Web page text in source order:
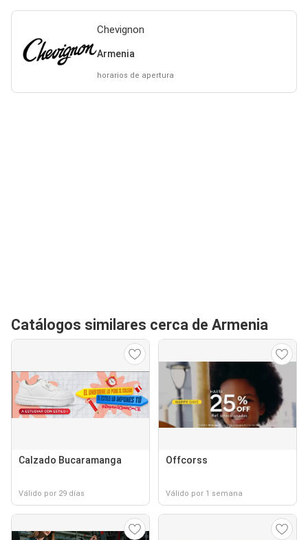
Chevignon
Armenia
horarios de apertura
Catálogos similares cerca de Armenia
Calzado Bucaramanga
Válido por 29 días
Offcorss
Válido por 1 semana